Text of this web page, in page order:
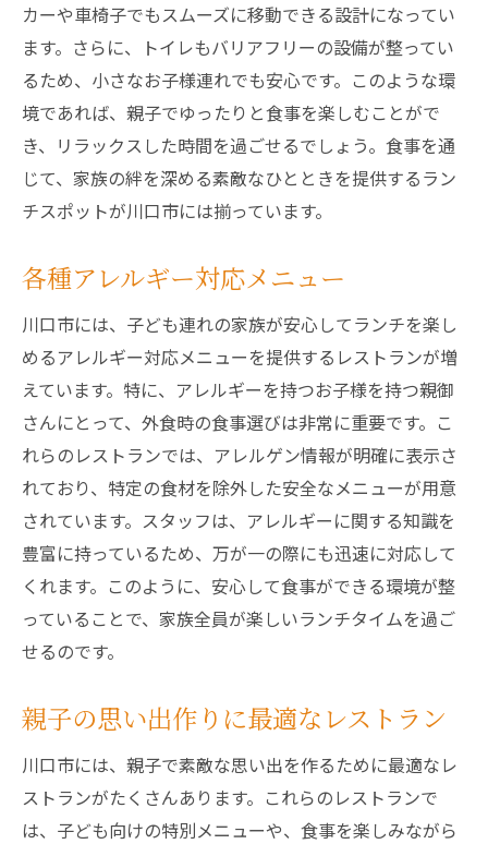
カーや車椅子でもスムーズに移動できる設計になってい
ます。さらに、トイレもバリアフリーの設備が整ってい
るため、小さなお子様連れでも安心です。このような環
境であれば、親子でゆったりと食事を楽しむことがで
き、リラックスした時間を過ごせるでしょう。食事を通
じて、家族の絆を深める素敵なひとときを提供するラン
チスポットが川口市には揃っています。
各種アレルギー対応メニュー
川口市には、子ども連れの家族が安心してランチを楽し
めるアレルギー対応メニューを提供するレストランが増
えています。特に、アレルギーを持つお子様を持つ親御
さんにとって、外食時の食事選びは非常に重要です。こ
れらのレストランでは、アレルゲン情報が明確に表示さ
れており、特定の食材を除外した安全なメニューが用意
されています。スタッフは、アレルギーに関する知識を
豊富に持っているため、万が一の際にも迅速に対応して
くれます。このように、安心して食事ができる環境が整
っていることで、家族全員が楽しいランチタイムを過ご
せるのです。
親子の思い出作りに最適なレストラン
川口市には、親子で素敵な思い出を作るために最適なレ
ストランがたくさんあります。これらのレストランで
は、子ども向けの特別メニューや、食事を楽しみながら